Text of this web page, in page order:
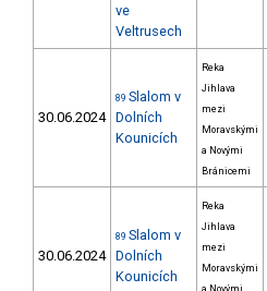
ve
Veltrusech
30.06.2024
89 Slalom v
Dolních
Kounicích
Reka
Jihlava
mezi
Moravskými
a Novými
Bránicemi
30.06.2024
89 Slalom v
Dolních
Kounicích
Reka
Jihlava
mezi
Moravskými